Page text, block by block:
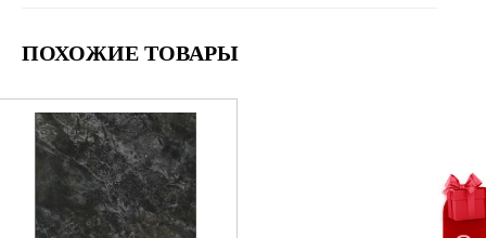
ПОХОЖИЕ ТОВАРЫ